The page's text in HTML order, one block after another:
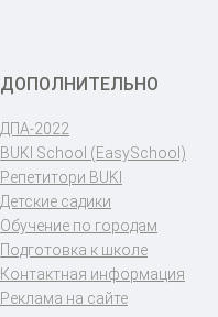
ДОПОЛНИТЕЛЬНО
ДПА-2022
BUKI School (EasySchool)
Репетитори BUKI
Детские садики
Обучение по городам
Подготовка к школе
Контактная информация
Реклама на сайте